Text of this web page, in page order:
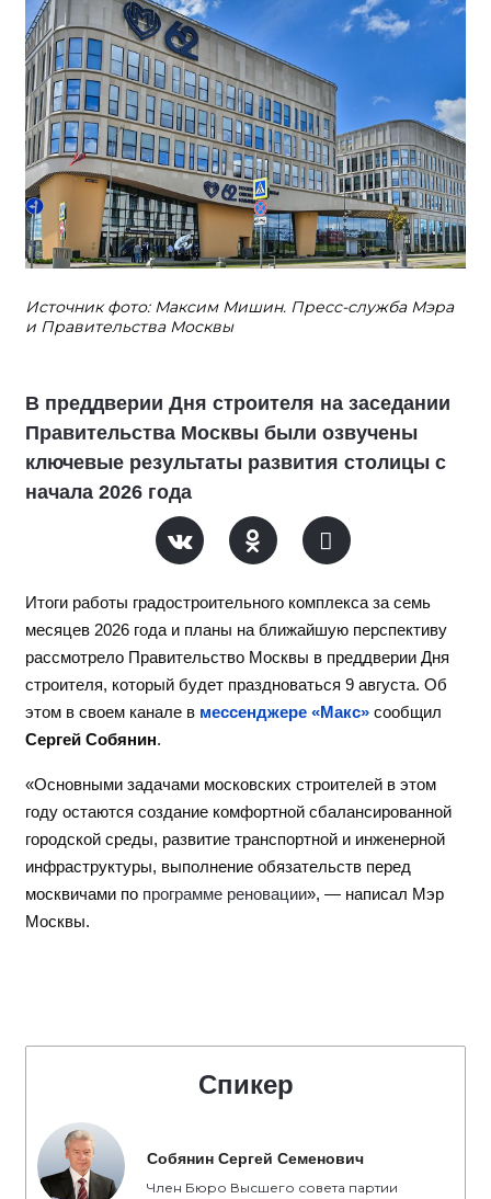
Источник фото: Максим Мишин. Пресс-служба Мэра
и Правительства Москвы
В преддверии Дня строителя на заседании
Правительства Москвы были озвучены
ключевые результаты развития столицы с
начала 2026 года
Итоги работы градостроительного комплекса за семь
месяцев 2026 года и планы на ближайшую перспективу
рассмотрело Правительство Москвы в преддверии Дня
строителя, который будет праздноваться 9 августа. Об
этом в своем канале в мессенджере «Макс» сообщил
Сергей Собянин.
«Основными задачами московских строителей в этом
году остаются создание комфортной сбалансированной
городской среды, развитие транспортной и инженерной
инфраструктуры, выполнение обязательств перед
москвичами по программе реновации», — написал Мэр
Москвы.
Спикер
Собянин Сергей Семенович
Член Бюро Высшего совета партии